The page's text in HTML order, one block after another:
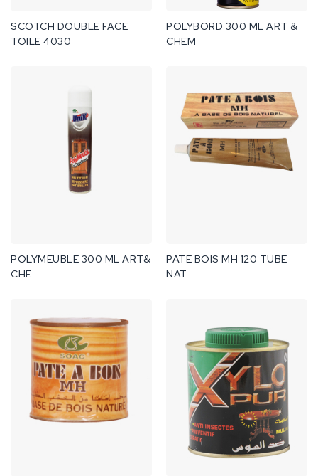
SCOTCH DOUBLE FACE
TOILE 4030
POLYBORD 300 ML ART &
CHEM
POLYMEUBLE 300 ML ART&
CHE
PATE BOIS MH 120 TUBE
NAT